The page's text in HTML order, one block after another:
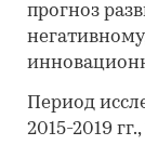
прогноз
Период
2015-2019